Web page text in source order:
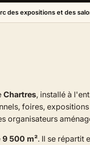
des expositions et des
Chartres, installé à
foires,
organisateurs
9 500 m². Il se répartit